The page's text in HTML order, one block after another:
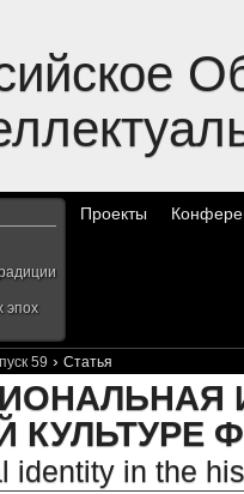
эпох
Проекты
59 › Статья
КУЛЬТУРЕ
identity in the